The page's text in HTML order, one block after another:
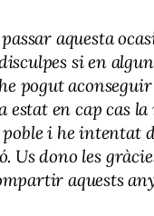
aquesta
si en
pogut
estat en cap cas
poble i he intentat
Us dono les
aquests